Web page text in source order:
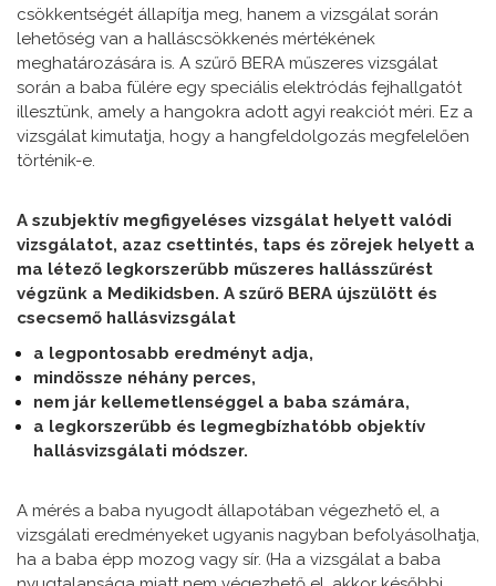
csökkentségét állapítja meg, hanem a vizsgálat során
lehetőség van a halláscsökkenés mértékének
meghatározására is. A szűrő BERA műszeres vizsgálat
során a baba fülére egy speciális elektródás fejhallgatót
illesztünk, amely a hangokra adott agyi reakciót méri. Ez a
vizsgálat kimutatja, hogy a hangfeldolgozás megfelelően
történik-e.
A szubjektív megfigyeléses vizsgálat helyett valódi
vizsgálatot, azaz csettintés, taps és zörejek helyett a
ma létező legkorszerűbb műszeres hallásszűrést
végzünk a Medikidsben. A szűrő BERA újszülött és
csecsemő hallásvizsgálat
a legpontosabb eredményt adja,
mindössze néhány perces,
nem jár kellemetlenséggel a baba számára,
a legkorszerűbb és legmegbízhatóbb objektív
hallásvizsgálati módszer.
A mérés a baba nyugodt állapotában végezhető el, a
vizsgálati eredményeket ugyanis nagyban befolyásolhatja,
ha a baba épp mozog vagy sír. (Ha a vizsgálat a baba